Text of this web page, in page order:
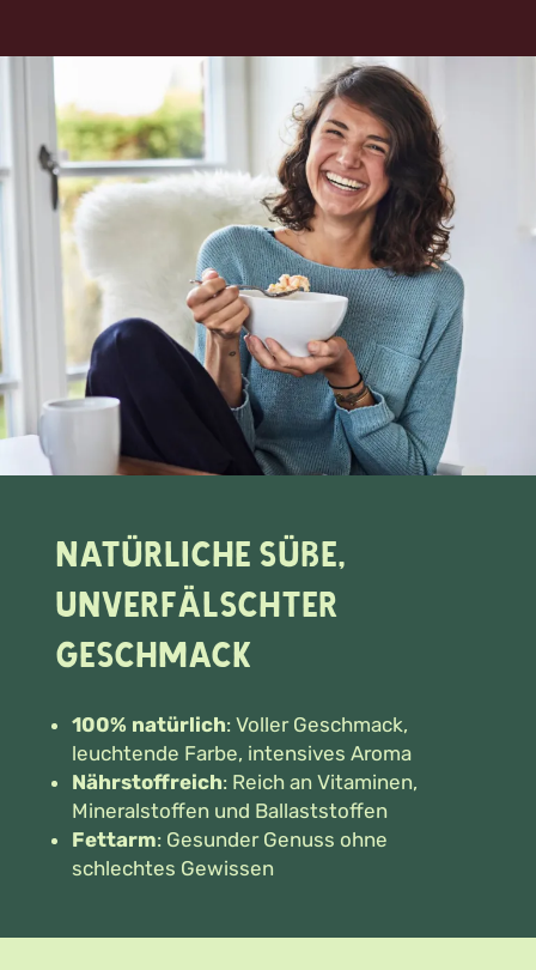
Natürliche Süße,
unverfälschter
Geschmack
100% natürlich: Voller Geschmack,
leuchtende Farbe, intensives Aroma
Nährstoffreich: Reich an Vitaminen,
Mineralstoffen und Ballaststoffen
Fettarm: Gesunder Genuss ohne
schlechtes Gewissen